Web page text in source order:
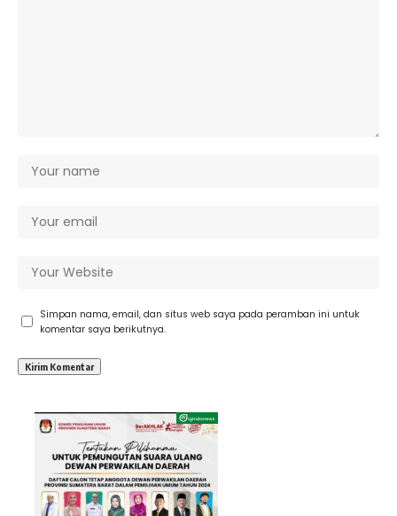
Simpan nama, email, dan situs web saya pada peramban ini untuk
komentar saya berikutnya.